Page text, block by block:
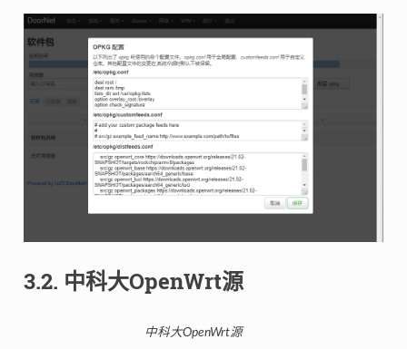
3.2. 中科大OpenWrt源
中科大OpenWrt源